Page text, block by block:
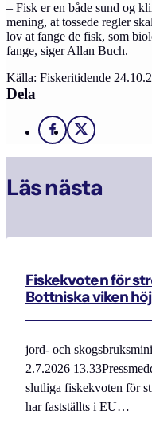
– Fisk er en både sund og
mening, at tossede regler
lov at fange de fisk, som
fange, siger Allan Buch.
Källa: Fiskeritidende
Dela
Facebook
X
Läs nästa
Fiskekvoten för
Bottniska viken
jord- och
2.7.2026
slutliga fiskekvoten för
har fastställts i EU…